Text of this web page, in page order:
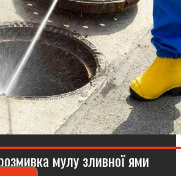
мулу зливної ями